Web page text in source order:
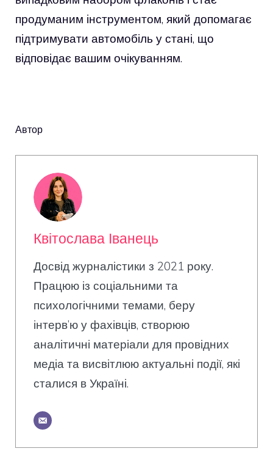
продуманим інструментом, який допомагає
підтримувати автомобіль у стані, що
відповідає вашим очікуванням.
Автор
Квітослава Іванець
Досвід журналістики з 2021 року.
Працюю із соціальними та
психологічними темами, беру
інтерв’ю у фахівців, створюю
аналітичні матеріали для провідних
медіа та висвітлюю актуальні події, які
сталися в Україні.